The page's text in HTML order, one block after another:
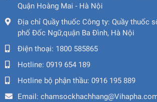
Quận Hoàng Mai - Hà Nội
Địa chỉ Quầy thuốc Công ty: Quầy thuốc
phố Đốc Ngữ,quận Ba Đình, Hà Nội
Điện thoại: 1800 585865
Hotline: 0919 654 189
Hotline bộ phận thầu: 0916 195 889
Email: